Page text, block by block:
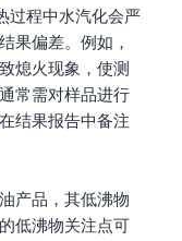
过程中水汽化会严
果偏差。例如，
熄火现象，使测
常需对样品进行
结果报告中备注
产品，其低沸物
低沸物关注点可